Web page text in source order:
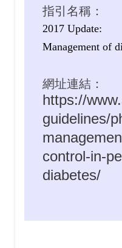
指引名稱：
2017 Update:
Management of
網址連結：
https://
guidelines/
control-in-
diabetes/